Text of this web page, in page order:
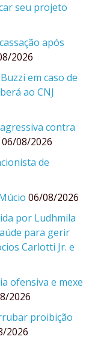
seu projeto
após
2026
em caso de
ao CNJ
contra
06/08/2026
de
06/08/2026
por Ludhmila
para gerir
Carlotti Jr. e
ofensiva e mexe
2026
proibição
2026